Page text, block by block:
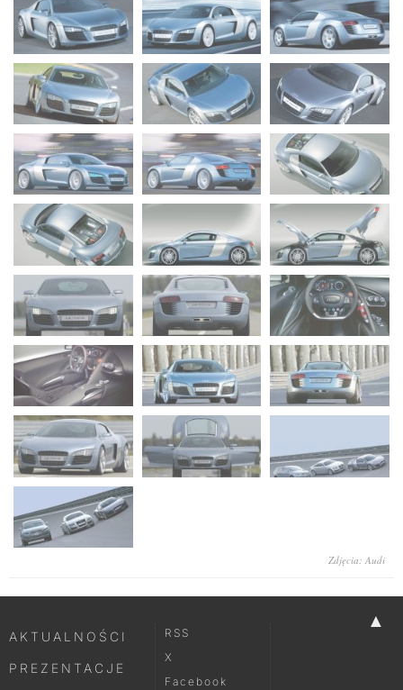
Zdjęcia: Audi
▲
AKTUALNOŚCI
PREZENTACJE
RSS
X
Facebook